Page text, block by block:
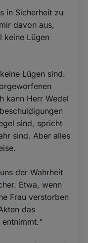
in Sicherheit zu
davon aus,
keine Lügen
Lügen sind.
kann Herr Wedel
sind, spricht
sind. Aber alles
der Wahrheit
Etwa, wenn
Frau verstorben
das